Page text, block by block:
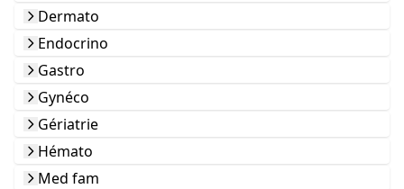
Dermato
Endocrino
Gastro
Gynéco
Gériatrie
Hémato
Med fam